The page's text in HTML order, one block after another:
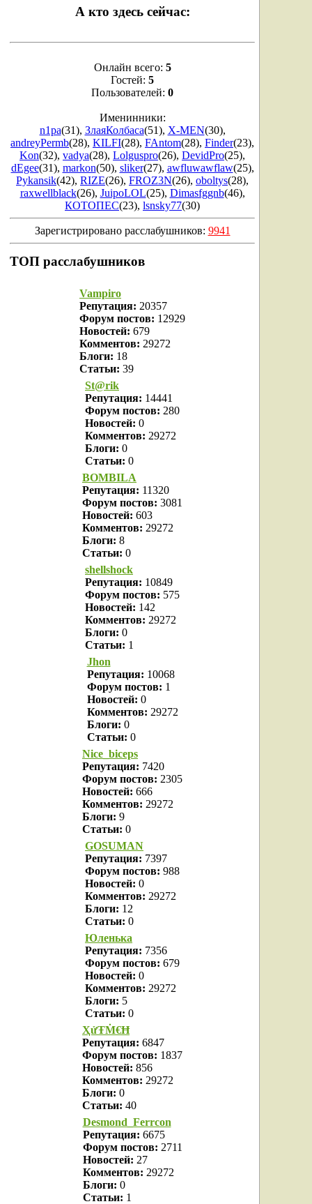
А кто здесь сейчас:
Онлайн всего: 5
Гостей: 5
Пользователей: 0
Именинники:
n1pa(31), ЗлаяКолбаса(51), X-MEN(30),
andreyPermb(28), KILFI(28), FAntom(28), Finder(23),
Kon(32), vadya(28), Lolguspro(26), DevidPro(25),
dEgee(31), markon(50), sliker(27), awfluwawflaw(25),
Pykansik(42), RIZE(26), FROZ3N(26), oboltys(28),
raxwellblack(26), JuipoLOL(25), Dimasfggnb(46),
КОТОПЕС(23), lsnsky77(30)
Зарегистрировано расслабушников: 9941
ТОП расслабушников
Vampiro
Репутация: 20357
Форум постов: 12929
Новостей: 679
Комментов: 29272
Блоги: 18
Статьи: 39
St@rik
Репутация: 14441
Форум постов: 280
Новостей: 0
Комментов: 29272
Блоги: 0
Статьи: 0
BOMBILA
Репутация: 11320
Форум постов: 3081
Новостей: 603
Комментов: 29272
Блоги: 8
Статьи: 0
shellshock
Репутация: 10849
Форум постов: 575
Новостей: 142
Комментов: 29272
Блоги: 0
Статьи: 1
Jhon
Репутация: 10068
Форум постов: 1
Новостей: 0
Комментов: 29272
Блоги: 0
Статьи: 0
Nice_biceps
Репутация: 7420
Форум постов: 2305
Новостей: 666
Комментов: 29272
Блоги: 9
Статьи: 0
GOSUMAN
Репутация: 7397
Форум постов: 988
Новостей: 0
Комментов: 29272
Блоги: 12
Статьи: 0
Юленька
Репутация: 7356
Форум постов: 679
Новостей: 0
Комментов: 29272
Блоги: 5
Статьи: 0
ҲửŦṀ€Ħ
Репутация: 6847
Форум постов: 1837
Новостей: 856
Комментов: 29272
Блоги: 0
Статьи: 40
Desmond_Ferrcon
Репутация: 6675
Форум постов: 2711
Новостей: 27
Комментов: 29272
Блоги: 0
Статьи: 1